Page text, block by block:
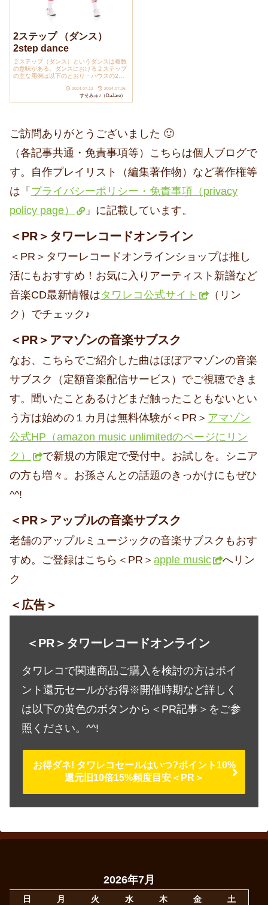
2ステップ （ダンス）
2step dance
２ステップ（ダンス）というダンスは複数
の意味がある。ダンスにおける２ステップ
の主な用例は以下のとおり・ハウスの2ス
2024.07.12 2024.07.16
すそみゅ♪（DaJare）
ご訪問ありがとうございました 🙂
（各記事共通・免責事項等）こちらは個人ブログで
す。自作プレイリスト（編集著作物）など著作権等
は「 プライバシーポリシー・免責事項（privacy
policy page）
」に記載しています。
＜PR＞タワーレコードオンライン
＜PR＞タワーレコードオンラインショップは推し
活にもおすすめ！お気に入りアーティスト新譜など
音楽CD最新情報はタワレコ公式サイト
（リン
ク）でチェック♪
＜PR＞アマゾンの音楽サブスク
なお、こちらでご紹介した曲はほぼアマゾンの音楽
サブスク（定額音楽配信サービス）でご視聴できま
す。聞いたことあるけどまだ触ったこともないとい
う方は始めの１カ月は無料体験が＜PR＞ アマゾン
公式HP（amazon music unlimitedのページにリン
ク）
で新規の方限定で受付中。お試しを。シニア
の方も増々。お孫さんとの話題のきっかけにもぜひ
^^!
＜PR＞アップルの音楽サブスク
老舗のアップルミュージックの音楽サブスクもおす
すめ。ご登録はこちら＜PR＞ apple music
へリン
ク
＜広告＞
＜PR＞タワーレコードオンライン
タワレコで関連商品ご購入を検討の方はポイ
ント還元セールがお得※開催時期など詳しく
は以下の黄色のボタンから＜PR記事＞をご参
照ください。^^!
お得ダネ! タワレコセールはいつ?ポイント10%
還元旧10倍15%頻度目安＜PR＞
2026年7月
日 月 火 水 木 金
土